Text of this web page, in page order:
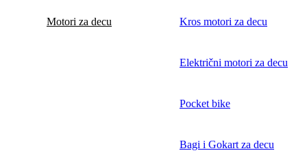
Motori za decu Kros motori za decu
Električni motori za decu
Pocket bike
Bagi i Gokart za decu